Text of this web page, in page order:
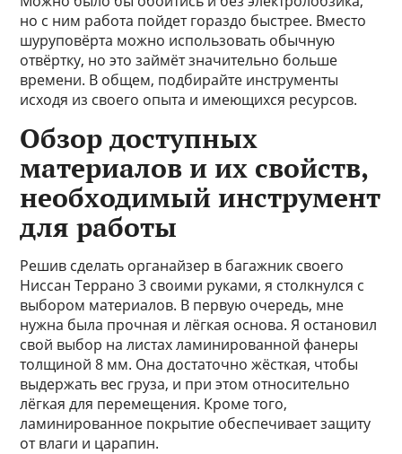
но с ним работа пойдет гораздо быстрее. Вместо
шуруповёрта можно использовать обычную
отвёртку, но это займёт значительно больше
времени. В общем, подбирайте инструменты
исходя из своего опыта и имеющихся ресурсов.
Обзор доступных
материалов и их свойств,
необходимый инструмент
для работы
Решив сделать органайзер в багажник своего
Ниссан Террано 3 своими руками, я столкнулся с
выбором материалов. В первую очередь, мне
нужна была прочная и лёгкая основа. Я остановил
свой выбор на листах ламинированной фанеры
толщиной 8 мм. Она достаточно жёсткая, чтобы
выдержать вес груза, и при этом относительно
лёгкая для перемещения. Кроме того,
ламинированное покрытие обеспечивает защиту
от влаги и царапин.